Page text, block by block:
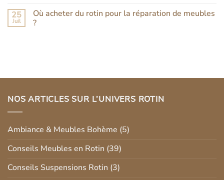
meuble
en
rotin
sur
Peut-
on
eau
25
Juil
Où acheter du rotin pour la réparation de meubles
?
pour
de
NOS ARTICLES SUR L’UNIVERS ROTIN
Ambiance & Meubles Bohème (5)
Conseils Meubles en Rotin (39)
Conseils Suspensions Rotin (3)